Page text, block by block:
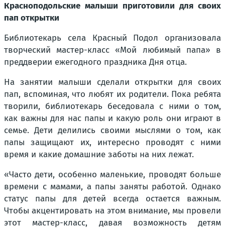
Красноподольские малыши приготовили для своих
пап открытки
Библиотекарь села Красный Подол организовала
творческий мастер-класс «Мой любимый папа» в
преддверии ежегодного праздника Дня отца.
На занятии малыши сделали открытки для своих
пап, вспоминая, что любят их родители. Пока ребята
творили, библиотекарь беседовала с ними о том,
как важны для нас папы и какую роль они играют в
семье. Дети делились своими мыслями о том, как
папы защищают их, интересно проводят с ними
время и какие домашние заботы на них лежат.
«Часто дети, особенно маленькие, проводят больше
времени с мамами, а папы заняты работой. Однако
статус папы для детей всегда остается важным.
Чтобы акцентировать на этом внимание, мы провели
этот мастер-класс, давая возможность детям